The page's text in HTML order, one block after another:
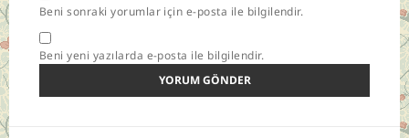
Beni sonraki yorumlar için e-posta ile bilgilendir.
Beni yeni yazılarda e-posta ile bilgilendir.